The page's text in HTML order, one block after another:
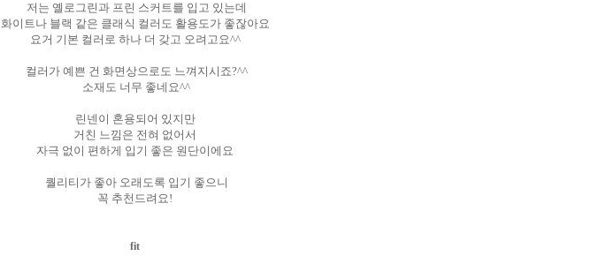
저는 옐로그린과 프린 스커트를 입고 있는데
화이트나 블랙 같은 클래식 컬러도 활용도가 좋잖아요
요거 기본 컬러로 하나 더 갖고 오려고요^^
컬러가 예쁜 건 화면상으로도 느껴지시죠?^^
소재도 너무 좋네요^^
린넨이 혼용되어 있지만
거친 느낌은 전혀 없어서
자극 없이 편하게 입기 좋은 원단이에요
퀄리티가 좋아 오래도록 입기 좋으니
꼭 추천드려요!
fit